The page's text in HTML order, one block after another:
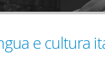
e cultura